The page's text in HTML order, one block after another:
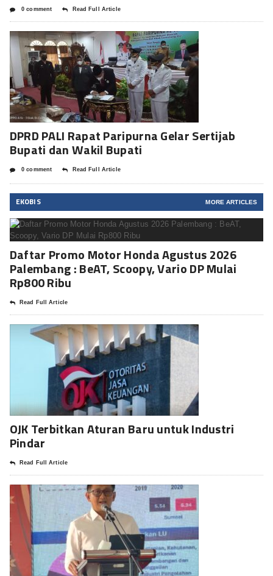
0 comment Read Full Article
DPRD PALI Rapat Paripurna Gelar Sertijab
Bupati dan Wakil Bupati
0 comment Read Full Article
EKOBIS MORE ARTICLES
Daftar Promo Motor Honda Agustus 2026
Palembang : BeAT, Scoopy, Vario DP Mulai
Rp800 Ribu
Read Full Article
OJK Terbitkan Aturan Baru untuk Industri
Pindar
Read Full Article